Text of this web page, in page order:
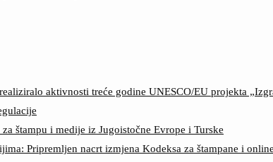
aktivnosti treće godine UNESCO/EU projekta
štampu i medije iz Jugoistočne Evrope i Turske
Pripremljen nacrt izmjena Kodeksa za štampane i